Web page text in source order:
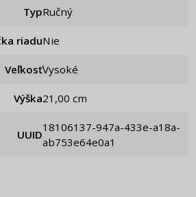
Typ Ručný
riadu Nie
Veľkosť Vysoké
Výška 21,00 cm
UUID
18106137-947a-433e-a18a-
ab753e64e0a1